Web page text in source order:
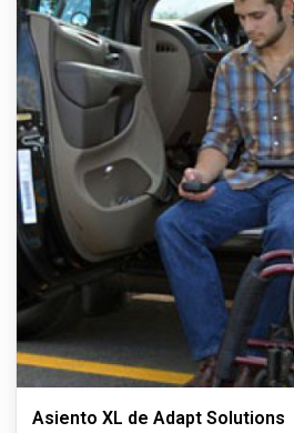
Asiento XL de Adapt Solutions